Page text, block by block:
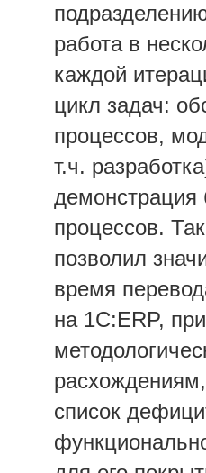
работа в
каждой
цикл задач:
процессов,
т.ч.
демонстрация
процессов.
позволил
время
на 1С:ERP,
список